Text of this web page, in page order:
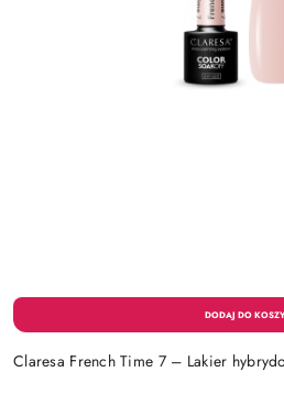
Claresa French Time 7 – Lakier